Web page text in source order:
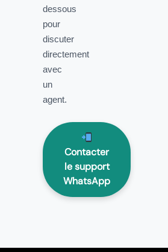
dessous
pour
discuter
directement
avec
un
agent.
Contacter
le support
WhatsApp